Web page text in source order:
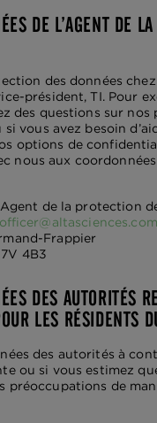
DE L’AGENT DE
des données
président, TI. Pour
des questions sur nos
vous avez besoin
options de
nous aux
de la protection
Frappier
4B3
DES AUTORITÉS
LES RÉSIDENTS
des autorités à
ou si vous estimez
préoccupations de